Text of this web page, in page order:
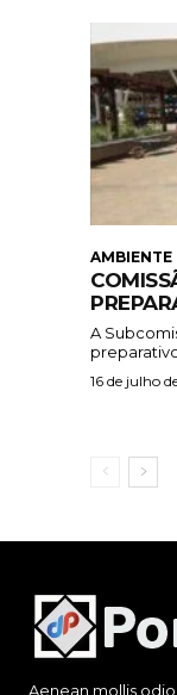
AMBIENTE
A
16 de julho
Aenean mollis